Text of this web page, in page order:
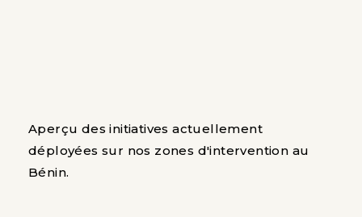
Aperçu des initiatives actuellement
déployées sur nos zones d'intervention au
Bénin.